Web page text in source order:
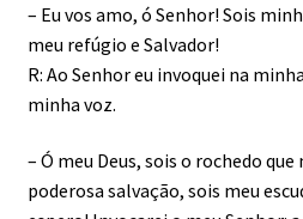
– Eu vos amo, ó Senhor! Sois
meu refúgio e Salvador!
R: Ao Senhor eu invoquei na
minha voz.
– Ó meu Deus, sois o rochedo
poderosa salvação, sois meu